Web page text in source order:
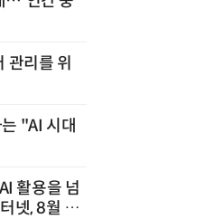
관리를 위
"AI 시대
활용을 넘
넷, 8월 실